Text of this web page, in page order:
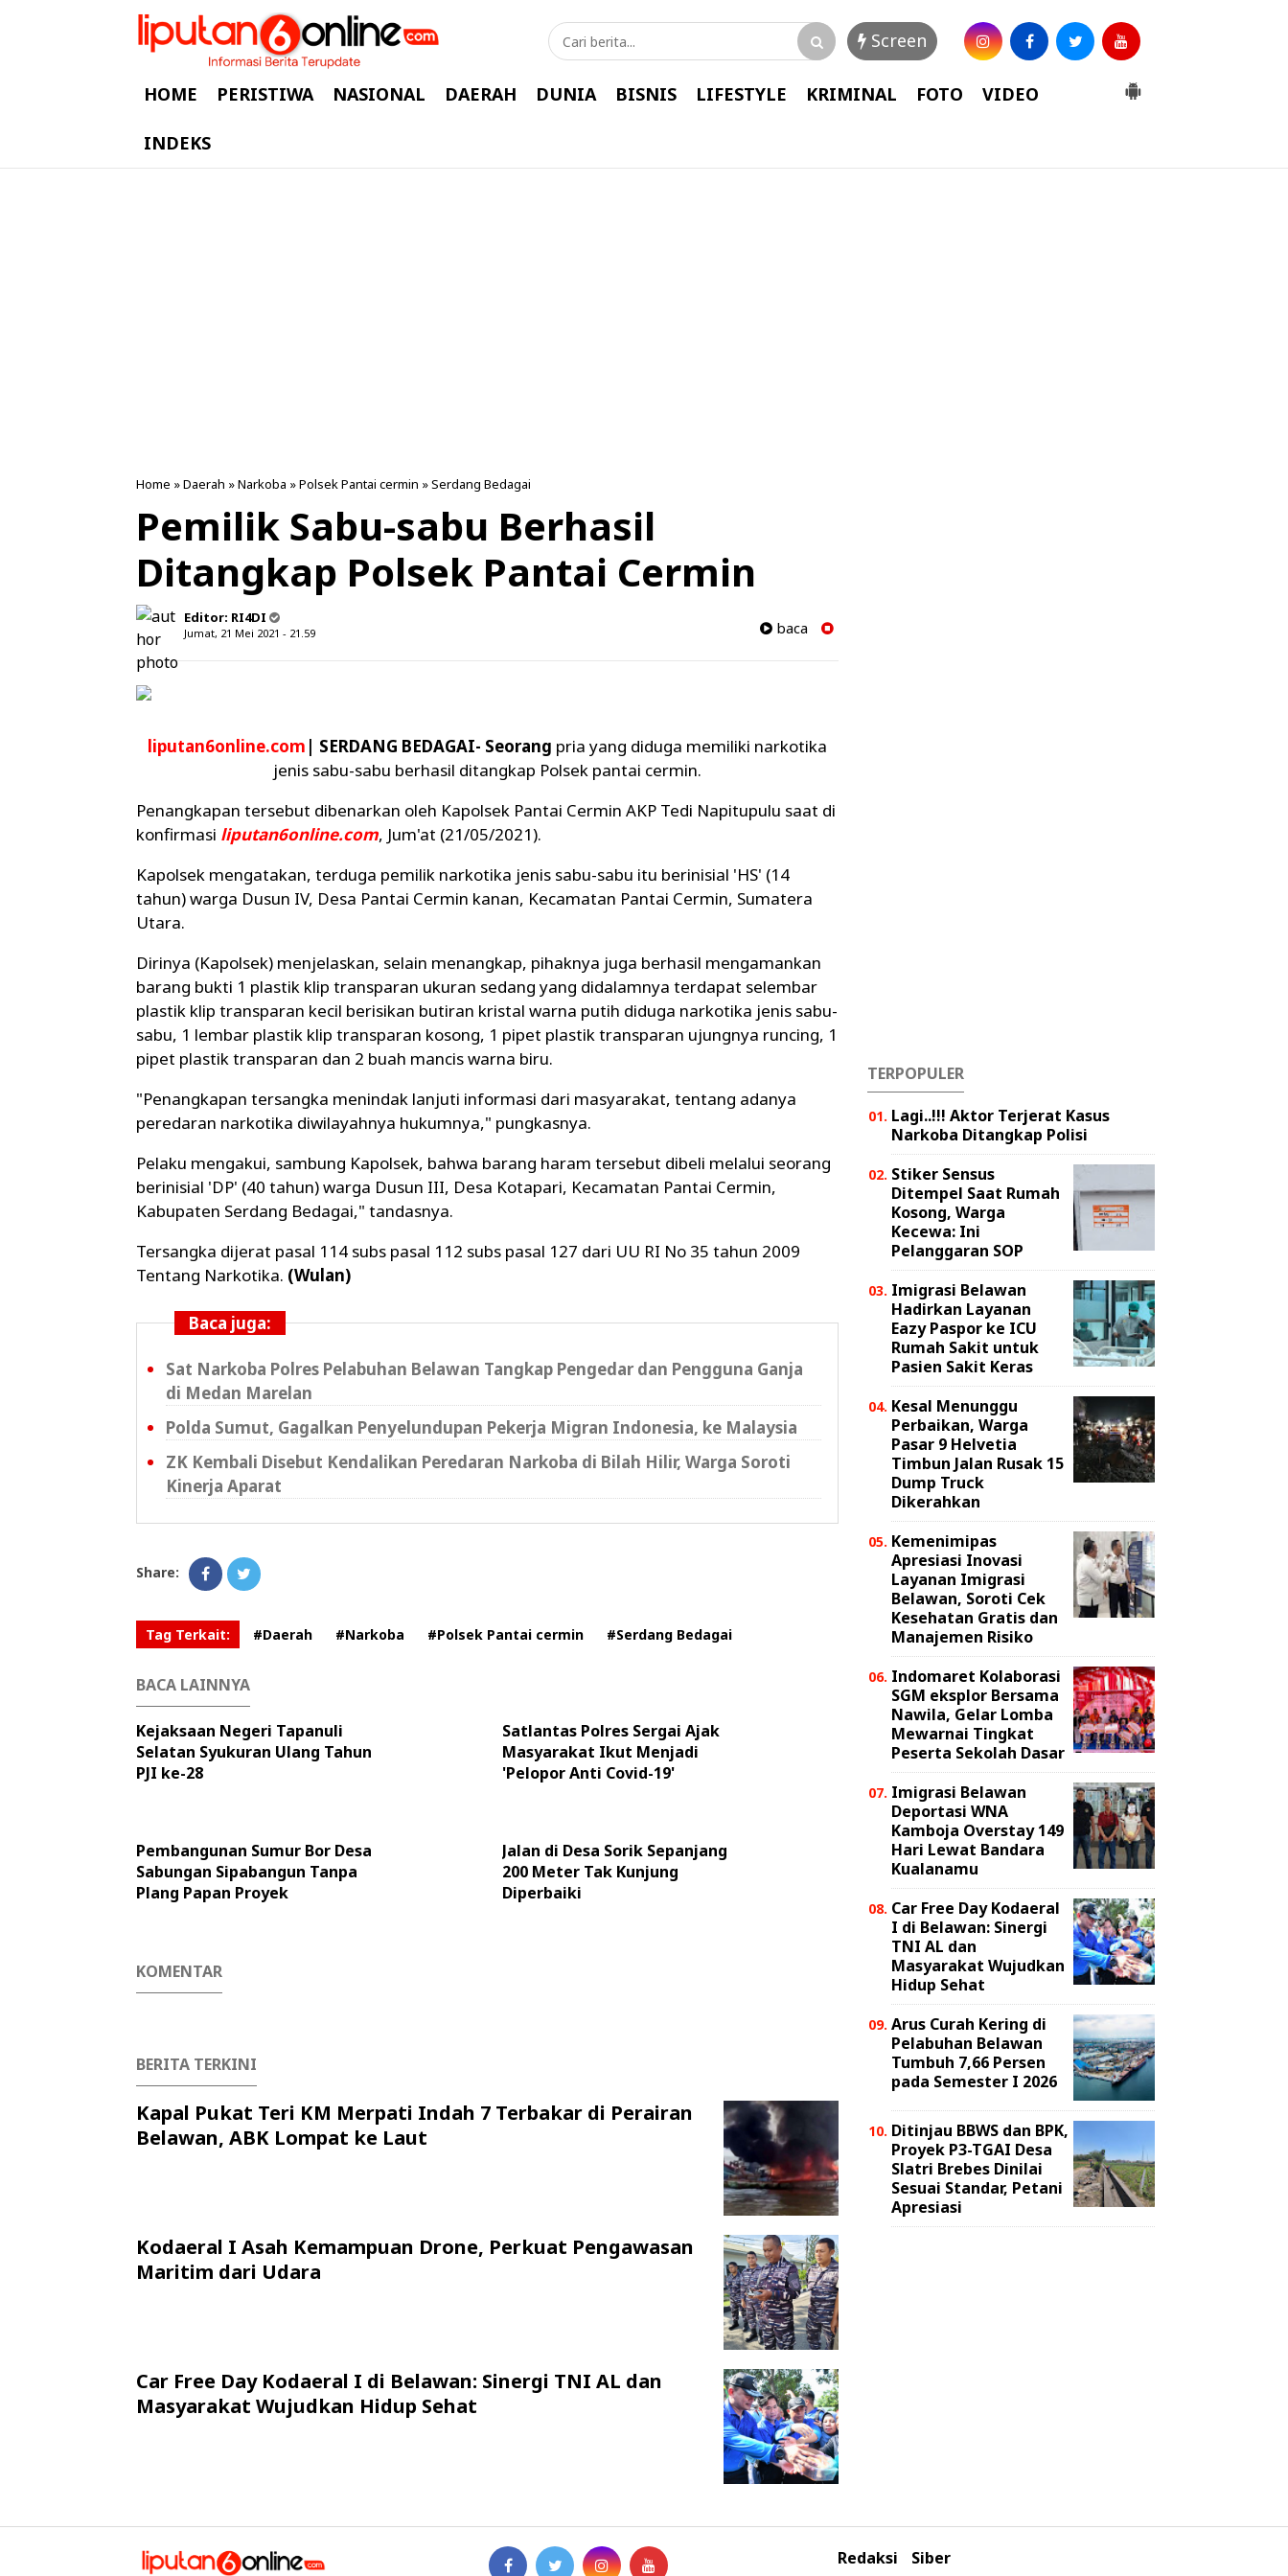
Screen
HOME PERISTIWA NASIONAL DAERAH DUNIA BISNIS LIFESTYLE KRIMINAL FOTO VIDEO
INDEKS
Home »Daerah »Narkoba »Polsek Pantai cermin »Serdang Bedagai
Pemilik Sabu-sabu Berhasil
Ditangkap Polsek Pantai Cermin
Editor: RI4DI
Jumat, 21 Mei 2021 - 21.59 baca
liputan6online.com | SERDANG BEDAGAI- Seorang pria yang diduga memiliki narkotika
jenis sabu-sabu berhasil ditangkap Polsek pantai cermin.
Penangkapan tersebut dibenarkan oleh Kapolsek Pantai Cermin AKP Tedi Napitupulu saat di
konfirmasi liputan6online.com, Jum'at (21/05/2021).
Kapolsek mengatakan, terduga pemilik narkotika jenis sabu-sabu itu berinisial 'HS' (14
tahun) warga Dusun IV, Desa Pantai Cermin kanan, Kecamatan Pantai Cermin, Sumatera
Utara.
Dirinya (Kapolsek) menjelaskan, selain menangkap, pihaknya juga berhasil mengamankan
barang bukti 1 plastik klip transparan ukuran sedang yang didalamnya terdapat selembar
plastik klip transparan kecil berisikan butiran kristal warna putih diduga narkotika jenis sabu-
sabu, 1 lembar plastik klip transparan kosong, 1 pipet plastik transparan ujungnya runcing, 1
pipet plastik transparan dan 2 buah mancis warna biru.
"Penangkapan tersangka menindak lanjuti informasi dari masyarakat, tentang adanya
peredaran narkotika diwilayahnya hukumnya," pungkasnya.
Pelaku mengakui, sambung Kapolsek, bahwa barang haram tersebut dibeli melalui seorang
berinisial 'DP' (40 tahun) warga Dusun III, Desa Kotapari, Kecamatan Pantai Cermin,
Kabupaten Serdang Bedagai," tandasnya.
Tersangka dijerat pasal 114 subs pasal 112 subs pasal 127 dari UU RI No 35 tahun 2009
Tentang Narkotika. (Wulan)
Baca juga:
Sat Narkoba Polres Pelabuhan Belawan Tangkap Pengedar dan Pengguna Ganja
di Medan Marelan
Polda Sumut, Gagalkan Penyelundupan Pekerja Migran Indonesia, ke Malaysia
ZK Kembali Disebut Kendalikan Peredaran Narkoba di Bilah Hilir, Warga Soroti
Kinerja Aparat
Share:
Tag Terkait: #Daerah #Narkoba #Polsek Pantai cermin #Serdang Bedagai
BACA LAINNYA
Kejaksaan Negeri Tapanuli
Selatan Syukuran Ulang Tahun
PJI ke-28
Satlantas Polres Sergai Ajak
Masyarakat Ikut Menjadi
'Pelopor Anti Covid-19'
Pembangunan Sumur Bor Desa
Sabungan Sipabangun Tanpa
Plang Papan Proyek
Jalan di Desa Sorik Sepanjang
200 Meter Tak Kunjung
Diperbaiki
KOMENTAR
BERITA TERKINI
Kapal Pukat Teri KM Merpati Indah 7 Terbakar di Perairan
Belawan, ABK Lompat ke Laut
Kodaeral I Asah Kemampuan Drone, Perkuat Pengawasan
Maritim dari Udara
Car Free Day Kodaeral I di Belawan: Sinergi TNI AL dan
Masyarakat Wujudkan Hidup Sehat
TERPOPULER
Lagi..!!! Aktor Terjerat Kasus
Narkoba Ditangkap Polisi
Stiker Sensus
Ditempel Saat Rumah
Kosong, Warga
Kecewa: Ini
Pelanggaran SOP
Imigrasi Belawan
Hadirkan Layanan
Eazy Paspor ke ICU
Rumah Sakit untuk
Pasien Sakit Keras
Kesal Menunggu
Perbaikan, Warga
Pasar 9 Helvetia
Timbun Jalan Rusak 15
Dump Truck
Dikerahkan
Kemenimipas
Apresiasi Inovasi
Layanan Imigrasi
Belawan, Soroti Cek
Kesehatan Gratis dan
Manajemen Risiko
Indomaret Kolaborasi
SGM eksplor Bersama
Nawila, Gelar Lomba
Mewarnai Tingkat
Peserta Sekolah Dasar
Imigrasi Belawan
Deportasi WNA
Kamboja Overstay 149
Hari Lewat Bandara
Kualanamu
Car Free Day Kodaeral
I di Belawan: Sinergi
TNI AL dan
Masyarakat Wujudkan
Hidup Sehat
Arus Curah Kering di
Pelabuhan Belawan
Tumbuh 7,66 Persen
pada Semester I 2026
Ditinjau BBWS dan BPK,
Proyek P3-TGAI Desa
Slatri Brebes Dinilai
Sesuai Standar, Petani
Apresiasi
Redaksi Siber